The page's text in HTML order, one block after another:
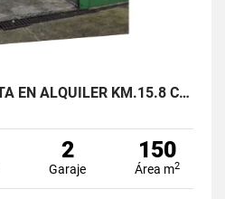
CASA FUERA DE GARITA EN ALQUILER KM.15.8 CARRETERA A EL SALVADOR
2
Garaje
150
Área m2